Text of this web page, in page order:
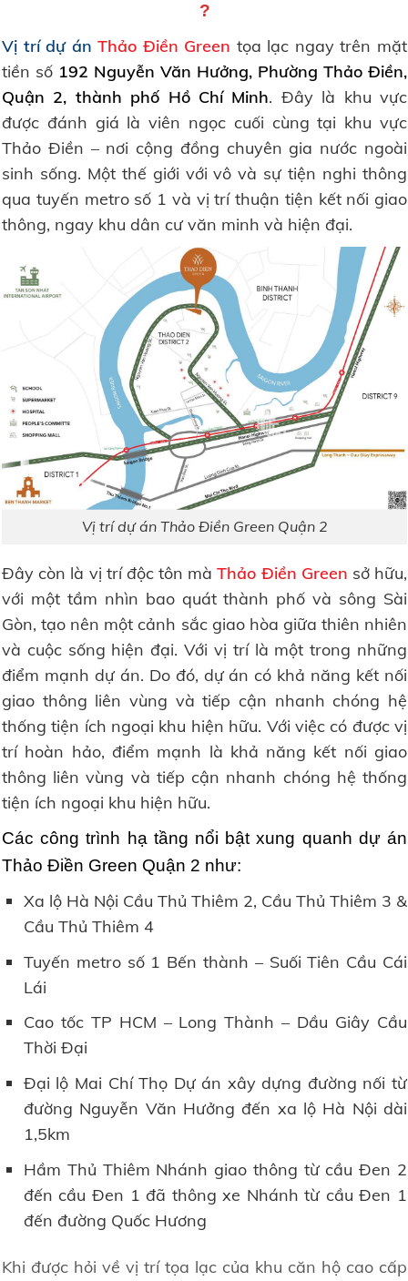
?
Vị trí dự ánThảo Điền Green tọa lạc ngay trên mặt
tiền số 192 Nguyễn Văn Hưởng, Phường Thảo Điền,
Quận 2, thành phố Hồ Chí Minh. Đây là khu vực
được đánh giá là viên ngọc cuối cùng tại khu vực
Thảo Điền – nơi cộng đồng chuyên gia nước ngoài
sinh sống. Một thế giới với vô và sự tiện nghi thông
qua tuyến metro số 1 và vị trí thuận tiện kết nối giao
thông, ngay khu dân cư văn minh và hiện đại.
Vị trí dự án Thảo Điền Green Quận 2
Đây còn là vị trí độc tôn màThảo Điền Green sở hữu,
với một tầm nhìn bao quát thành phố và sông Sài
Gòn, tạo nên một cảnh sắc giao hòa giữa thiên nhiên
và cuộc sống hiện đại. Với vị trí là một trong những
điểm mạnh dự án. Do đó, dự án có khả năng kết nối
giao thông liên vùng và tiếp cận nhanh chóng hệ
thống tiện ích ngoại khu hiện hữu. Với việc có được vị
trí hoàn hảo, điểm mạnh là khả năng kết nối giao
thông liên vùng và tiếp cận nhanh chóng hệ thống
tiện ích ngoại khu hiện hữu.
Các công trình hạ tầng nổi bật xung quanh dự án
Thảo Điền Green Quận 2 như:
Xa lộ Hà Nội Cầu Thủ Thiêm 2, Cầu Thủ Thiêm 3 &
Cầu Thủ Thiêm 4
Tuyến metro số 1 Bến thành – Suối Tiên Cầu Cái
Lái
Cao tốc TP HCM – Long Thành – Dầu Giây Cầu
Thời Đại
Đại lộ Mai Chí Thọ Dự án xây dựng đường nối từ
đường Nguyễn Văn Hưởng đến xa lộ Hà Nội dài
1,5km
Hầm Thủ Thiêm Nhánh giao thông từ cầu Đen 2
đến cầu Đen 1 đã thông xe Nhánh từ cầu Đen 1
đến đường Quốc Hương
Khi được hỏi về vị trí tọa lạc của khu căn hộ cao cấp